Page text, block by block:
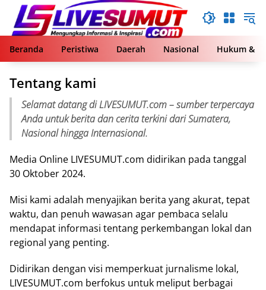
Langsung
konten
Beranda
Peristiwa Daerah Nasional Hukum &
Tentang kami
Selamat datang di LIVESUMUT.com – sumber terpercaya
Anda untuk berita dan cerita terkini dari Sumatera,
Nasional hingga Internasional.
Media Online LIVESUMUT.com didirikan pada tanggal
30 Oktober 2024.
Misi kami adalah menyajikan berita yang akurat, tepat
waktu, dan penuh wawasan agar pembaca selalu
mendapat informasi tentang perkembangan lokal dan
regional yang penting.
Didirikan dengan visi memperkuat jurnalisme lokal,
LIVESUMUT.com berfokus untuk meliput berbagai